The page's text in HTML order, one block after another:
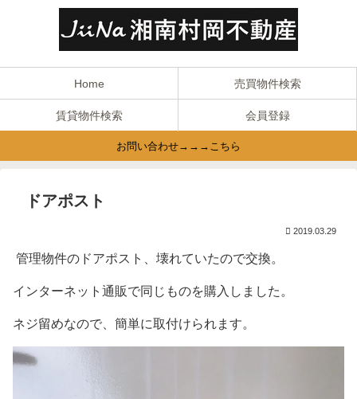
Home 売買物件検索
賃貸物件検索 会員登録
お問い合わせ→→→こちら
ドアポスト
2019.03.29
管理物件のドアポスト、壊れていたので交換。
インターネット通販で同じものを購入しました。
ネジ留めなので、簡単に取付けられます。